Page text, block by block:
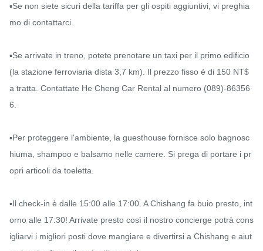
▪️Se non siete sicuri della tariffa per gli ospiti aggiuntivi, vi preghia
mo di contattarci.
▪️Se arrivate in treno, potete prenotare un taxi per il primo edificio
(la stazione ferroviaria dista 3,7 km). Il prezzo fisso è di 150 NT$
a tratta. Contattate He Cheng Car Rental al numero (089)-86356
6.
▪️Per proteggere l'ambiente, la guesthouse fornisce solo bagnosc
hiuma, shampoo e balsamo nelle camere. Si prega di portare i pr
opri articoli da toeletta.
▪️Il check-in è dalle 15:00 alle 17:00. A Chishang fa buio presto, int
orno alle 17:30! Arrivate presto così il nostro concierge potrà cons
igliarvi i migliori posti dove mangiare e divertirsi a Chishang e aiut